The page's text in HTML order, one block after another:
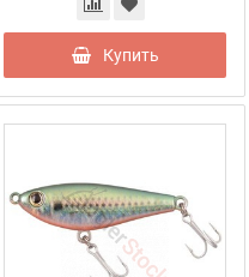
Купить